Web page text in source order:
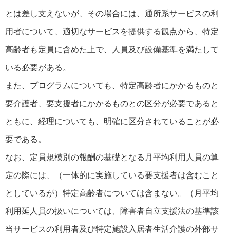
とは差し支えないが、その場合には、通所系サービスの利
用者について、適切なサービスを提供する観点から、特定
高齢者も定員に含めた上で、人員及び設備基準を満たして
いる必要がある。
また、プログラムについても、特定高齢者にかかるものと
要介護者、要支援者にかかるものとの区分が必要であると
ともに、経理についても、明確に区分されていることが必
要である。
なお、定員規模別の報酬の基礎となる月平均利用人員の算
定の際には、（一体的に実施している要支援者は含むこと
としているが）特定高齢者については含まない。（月平均
利用延人員の扱いについては、障害者自立支援法の基準該
当サービスの利用者及び特定施設入居者生活介護の外部サ